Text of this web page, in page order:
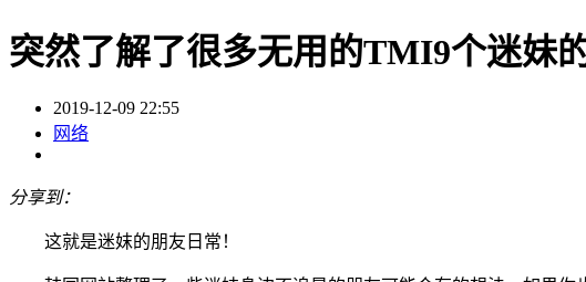
突然了解了很多无用的TMI9个迷妹
2019-12-09 22:55
网络
分享到：
这就是迷妺的朋友日常！